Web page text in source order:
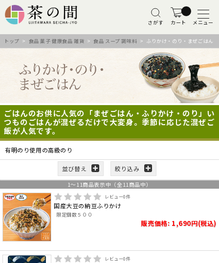
さがす カート メニュー
トップ > 食品 菓子 健康食品 雑貨 >食品 スープ 調味料 > ふりかけ・のり・まぜごはん
ごはんのお供に人気の「まぜごはん・ふりかけ・のり」い
つものごはんが混ぜるだけで大変身。季節に応じた混ぜご
飯が人気です。
有明のり使用の高級のり
並び替え 絞り込み
1～ 11商品表示中（全 11商品中）
レビュー0件
国産大豆の納豆ふりかけ
限定個数５００
販売価格: 1,690円(税込)
レビュー0件